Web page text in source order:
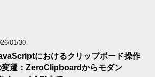
01/30
におけるクリップボード操作
変遷：ZeroClipboardからモダン